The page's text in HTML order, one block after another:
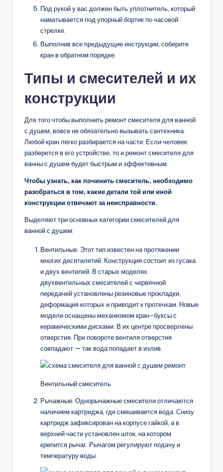
Под рукой у вас должен быть уплотнитель, который
наматывается под упорный бортик по часовой
стрелке.
Выполнив все предыдущие инструкции, соберите
кран в обратном порядке.
Типы и смесителей и их
конструкции
Для того чтобы выполнить ремонт смесителя для ванной
с душем, вовсе не обязательно вызывать сантехника.
Любой кран легко разбирается на части. Если человек
разберется в его устройстве, то и ремонт смесителя для
ванны с душем будет быстрым и эффективным.
Чтобы узнать, как починить смеситель, необходимо
разобраться в том, какие детали той или иной
конструкции отвечают за неисправности.
Выделяют три основных категории смесителей для
ванной с душем:
Вентильные. Этот тип известен на протяжении
многих десятилетий. Конструкция состоит из гусака
и двух вентилей. В старых моделях
двухвентильных смесителей с червячной
передачей установлены резиновые прокладки,
деформация которых и приводит к протечкам. Новые
модели оснащены механизмом кран-буксы с
керамическими дисками. В их центре просверлены
отверстия. При повороте вентиля отверстия
совпадают — так вода попадает в излив.
Вентильный смеситель
Рычажные. Однорычажные смесители отличаются
наличием картриджа, где смешивается вода. Снизу
картридж зафиксирован на корпусе гайкой, а в
верхней части установлен шток, на котором
крепится рычаг. Рычагом регулируют подачу и
температуру воды.